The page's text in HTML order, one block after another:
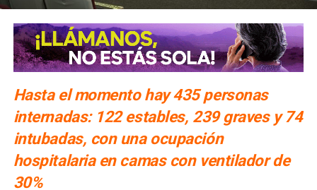
Hasta el momento hay 435 personas
internadas: 122 estables, 239 graves y 74
intubadas, con una ocupación
hospitalaria en camas con ventilador de
30%